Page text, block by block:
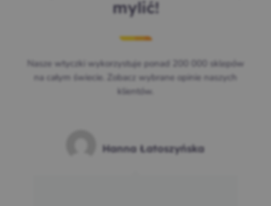
mylić!
Nasze wtyczki wykorzystuje ponad 200 000 sklepów
na całym świecie. Zobacz wybrane opinie naszych
klientów.
Opinia anonimowa